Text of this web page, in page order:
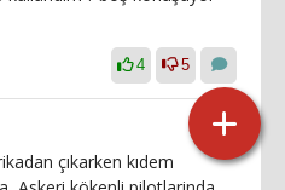
4 5
çıkarken kıdem